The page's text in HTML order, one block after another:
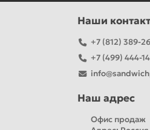
Наши
+7 (812) 389-
+7 (499) 444-
Наш адрес
Офис продаж